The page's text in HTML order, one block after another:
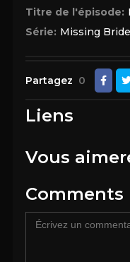
Titre de l'épisode:
Série: Missing Bride
Partagez 0
Liens
Vous
Comments